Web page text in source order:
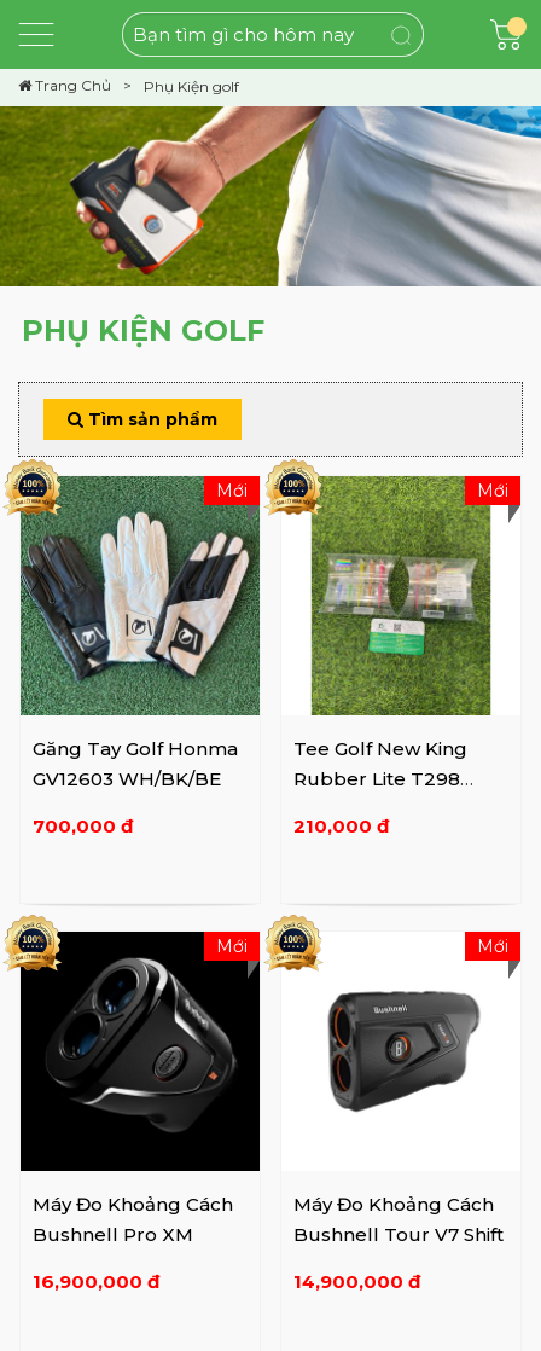
Trang Chủ Phụ Kiện golf
PHỤ KIỆN GOLF
Tìm sản phẩm
Găng Tay Golf Honma
GV12603 WH/BK/BE
700,000 đ
Mới
Tee Golf New King
Rubber Lite T298
210,000 đ
Mới
Máy Đo Khoảng Cách
Bushnell Pro XM
16,900,000 đ
Mới
Máy Đo Khoảng Cách
Bushnell Tour V7 Shift
14,900,000 đ
Mới